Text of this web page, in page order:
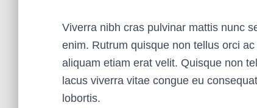
Viverra nibh cras pulvinar mattis nunc
enim. Rutrum quisque non tellus orci
aliquam etiam erat velit. Quisque non
lacus viverra vitae congue eu
lobortis.